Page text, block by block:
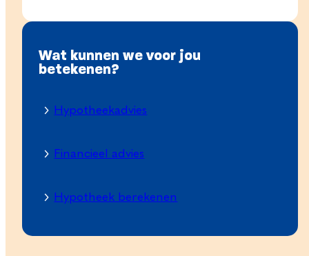
Wat kunnen we voor jou
betekenen?
Hypotheekadvies
Financieel advies
Hypotheek berekenen